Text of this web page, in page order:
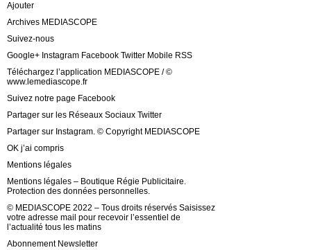
Ajouter
Archives MEDIASCOPE
Suivez-nous
Google+ Instagram Facebook Twitter Mobile RSS
Téléchargez l’application MEDIASCOPE / ©
www.lemediascope.fr
Suivez notre page Facebook
Partager sur les Réseaux Sociaux Twitter
Partager sur Instagram. © Copyright MEDIASCOPE
OK j’ai compris
Mentions légales
Mentions légales – Boutique Régie Publicitaire.
Protection des données personnelles.
© MEDIASCOPE 2022 – Tous droits réservés Saisissez
votre adresse mail pour recevoir l’essentiel de
l’actualité tous les matins
Abonnement Newsletter